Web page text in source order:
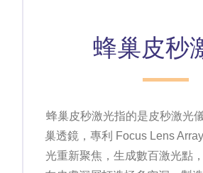
蜂巢皮秒
蜂巢皮秒激光指的是皮秒激光
巢透鏡，專利 Focus Lens
光重新聚焦，生成數百激光點